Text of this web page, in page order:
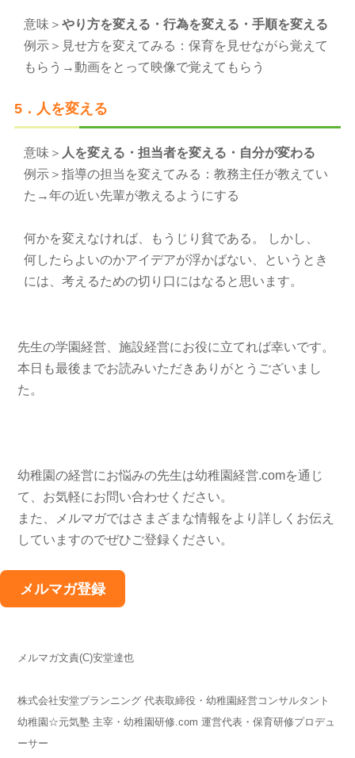
意味＞やり方を変える・行為を変える・手順を変える
例示＞見せ方を変えてみる：保育を見せながら覚えて
もらう→動画をとって映像で覚えてもらう
5．人を変える
意味＞ 人を変える・担当者を変える・自分が変わる
例示＞指導の担当を変えてみる：教務主任が教えてい
た→年の近い先輩が教えるようにする
何かを変えなければ、もうじり貧である。 しかし、
何したらよいのかアイデアが浮かばない、というとき
には、考えるための切り口にはなると思います。
先生の学園経営、施設経営にお役に立てれば幸いです。
本日も最後までお読みいただきありがとうございまし
た。
幼稚園の経営にお悩みの先生は幼稚園経営.comを通じ
て、お気軽にお問い合わせください。
また、メルマガではさまざまな情報をより詳しくお伝え
していますのでぜひご登録ください。
メルマガ登録
メルマガ文責(C)安堂達也
株式会社安堂プランニング 代表取締役・幼稚園経営コンサルタント
幼稚園☆元気塾 主宰・幼稚園研修.com 運営代表・保育研修プロデュ
ーサー